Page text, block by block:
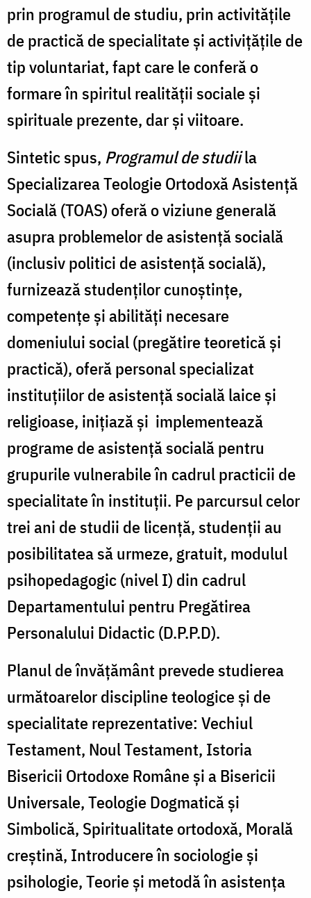
prin programul de studiu, prin activitățile
de practică de specialitate și activițățile de
tip voluntariat, fapt care le conferă o
formare în spiritul realității sociale și
spirituale prezente, dar și viitoare.
Sintetic spus, Programul de studiila
Specializarea Teologie Ortodoxă Asistență
Socială (TOAS) oferă o viziune generală
asupra problemelor de asistență socială
(inclusiv politici de asistență socială),
furnizează studenților cunoștințe,
competențe și abilități necesare
domeniului social (pregătire teoretică și
practică), oferă personal specializat
instituțiilor de asistență socială laice și
religioase, inițiază și implementează
programe de asistență socială pentru
grupurile vulnerabile în cadrul practicii de
specialitate în instituții. Pe parcursul celor
trei ani de studii de licență, studenții au
posibilitatea să urmeze, gratuit, modulul
psihopedagogic (nivel I) din cadrul
Departamentului pentru Pregătirea
Personalului Didactic (D.P.P.D).
Planul de învățământ prevede studierea
următoarelor discipline teologice și de
specialitate reprezentative: Vechiul
Testament, Noul Testament, Istoria
Bisericii Ortodoxe Române și a Bisericii
Universale, Teologie Dogmatică și
Simbolică, Spiritualitate ortodoxă, Morală
creștină, Introducere în sociologie și
psihologie, Teorie și metodă în asistența